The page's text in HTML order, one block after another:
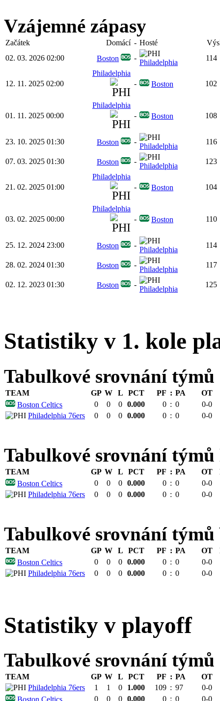
Vzájemné zápasy
Začátek Domácí - Hosté
02. 03. 2026 02:00
Boston -
Philadelphia
114
12. 11. 2025 02:00
Philadelphia
-
Boston 102
01. 11. 2025 00:00
Philadelphia
-
Boston 108
23. 10. 2025 01:30 Boston -
Philadelphia
116
07. 03. 2025 01:30 Boston -
Philadelphia
123
21. 02. 2025 01:00
Philadelphia
-
Boston 104
03. 02. 2025 00:00
Philadelphia
-
Boston 110
25. 12. 2024 23:00 Boston -
Philadelphia
114
28. 02. 2024 01:30 Boston -
Philadelphia
117
02. 12. 2023 01:30 Boston -
Philadelphia
125
Statistiky v 1. kole
Tabulkové srovnání týmů
TEAM GP W L PCT PF : PA OT
Boston Celtics
0 0 0 0.000 0 : 0
0-0
Philadelphia 76ers
0 0 0 0.000 0 : 0 0-0
Tabulkové srovnání
TEAM GP W L PCT PF : PA OT
Boston Celtics
0 0 0 0.000 0 : 0
0-0
Philadelphia 76ers
0 0 0 0.000 0 : 0 0-0
Tabulkové srovnání
TEAM GP W L PCT PF : PA OT
Boston Celtics
0 0 0 0.000 0 : 0
0-0
Philadelphia 76ers
0 0 0 0.000 0 : 0 0-0
Statistiky v playoff
Tabulkové srovnání týmů
TEAM GP W L PCT PF : PA OT
Philadelphia 76ers
1 1 0 1.000 109 : 97
0-0
0 0 0 0.000 0 : 0 0-0